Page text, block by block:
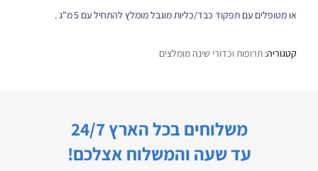
או מטופלים עם תפקוד כבד/כליות מוגבל מומלץ להתחיל עם 5 מ"ג .
קטגוריה:תרופות וכדורי שינה מומלצים
משלוחים בכל הארץ 24/7
עד שעה והמשלוח אצלכם!